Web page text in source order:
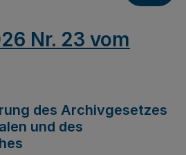
Nr. 23 vom
des Archivgesetzes
und des